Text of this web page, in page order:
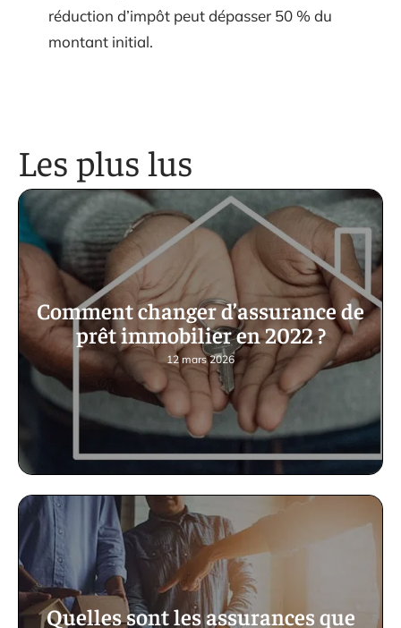
réduction d’impôt peut dépasser 50 % du
montant initial.
Les plus lus
Comment changer d’assurance de
prêt immobilier en 2022 ?
12 mars 2026
Quelles sont les assurances que